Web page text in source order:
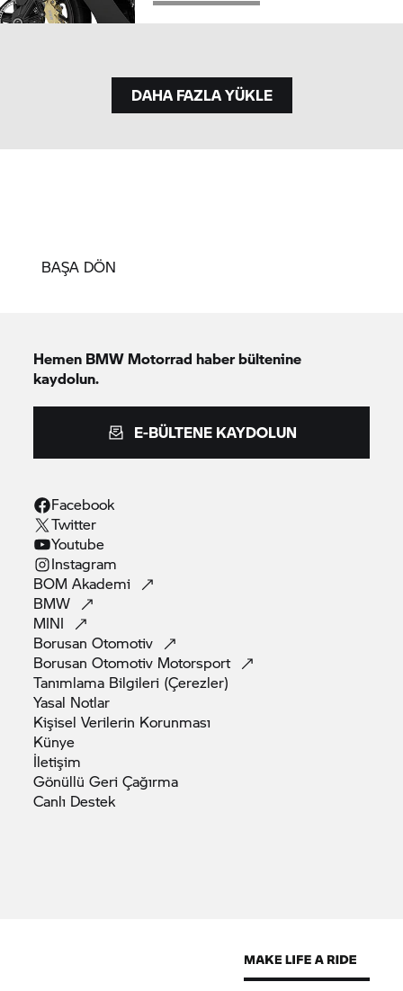
DAHA FAZLA YÜKLE
BAŞA DÖN
Hemen BMW Motorrad haber bültenine
kaydolun.
E-BÜLTENE KAYDOLUN
Facebook
Twitter
Youtube
Instagram
BOMAkademi
BMW
MINI
BorusanOtomotiv
Borusan Otomotiv Motorsport
Tanımlama Bilgileri (Çerezler)
Yasal Notlar
Kişisel Verilerin Korunması
Künye
İletişim
Gönüllü GeriÇağırma
Canlı Destek